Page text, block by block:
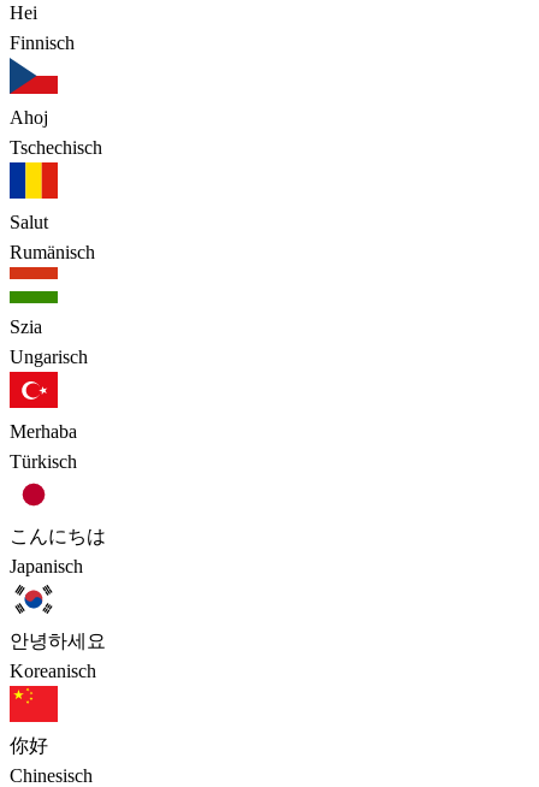
Hei
Finnisch
Ahoj
Tschechisch
Salut
Rumänisch
Szia
Ungarisch
Merhaba
Türkisch
こんにちは
Japanisch
안녕하세요
Koreanisch
你好
Chinesisch